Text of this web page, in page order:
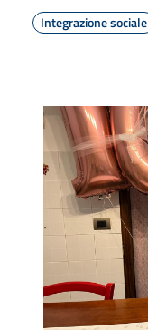
Integrazione sociale